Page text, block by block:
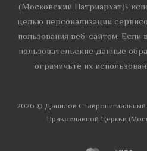
(Московский Патриархат)»
целью персонализации
пользования веб-сайтом.
пользовательские данные
ограничьте их
2026 © Данилов
Православной Церкви